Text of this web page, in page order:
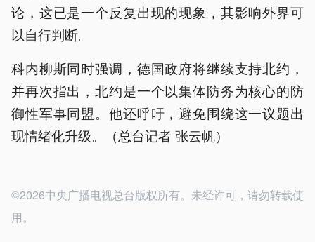
论，这已是一个反复出现的现象，其影响外界可
以自行判断。
科内柳斯同时强调，德国政府将继续支持北约，
并再次指出，北约是一个以集体防务为核心的防
御性军事同盟。他还呼吁，避免围绕这一议题出
现情绪化升级。（总台记者 张云帆）
©2026中央广播电视总台版权所有。未经许可，请勿转载使
用。